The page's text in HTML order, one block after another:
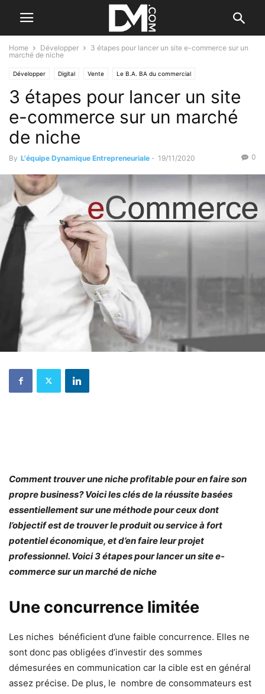
Home Développer
3 étapes pour lancer un site e-commerce sur un
marché de niche
Développer Digital Vente Le B.A. BA du commercial
3 étapes pour lancer un site
e-commerce sur un marché
de niche
By L'équipe Dynamique Entrepreneuriale - 19/11/2020 0
Comment trouver une niche profitable pour en faire son
propre business? Voici les clés de la réussite basées
essentiellement sur une méthode pour ceux dont
l’objectif est de trouver le produit ou service à fort
potentiel économique, et d’en faire leur projet
professionnel. Voici 3 étapes pour lancer un site e-
commerce sur un marché de niche
Une concurrence limitée
Les niches bénéficient d’une faible concurrence. Elles ne
sont donc pas obligées d’investir des sommes
démesurées en communication car la cible est en général
assez précise. De plus, le nombre de consommateurs est